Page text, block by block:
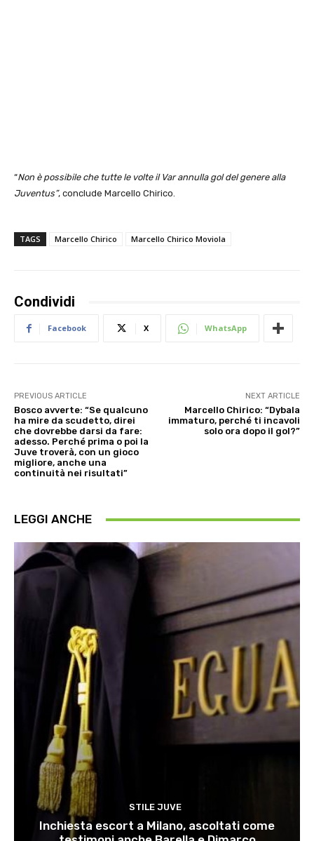
“Non è possibile che tutte le volte il Var annulla gol del genere alla
Juventus”, conclude Marcello Chirico.
TAGS Marcello Chirico Marcello Chirico Moviola
Condividi
Facebook X WhatsApp
PREVIOUS ARTICLE
Bosco avverte: “Se qualcuno
ha mire da scudetto, direi
che dovrebbe darsi da fare:
adesso. Perché prima o poi la
Juve troverà, con un gioco
migliore, anche una
continuità nei risultati”
NEXT ARTICLE
Marcello Chirico: “Dybala
immaturo, perché ti incavoli
solo ora dopo il gol?”
LEGGI ANCHE
STILE JUVE
Inchiesta escort a Milano, ascoltati come